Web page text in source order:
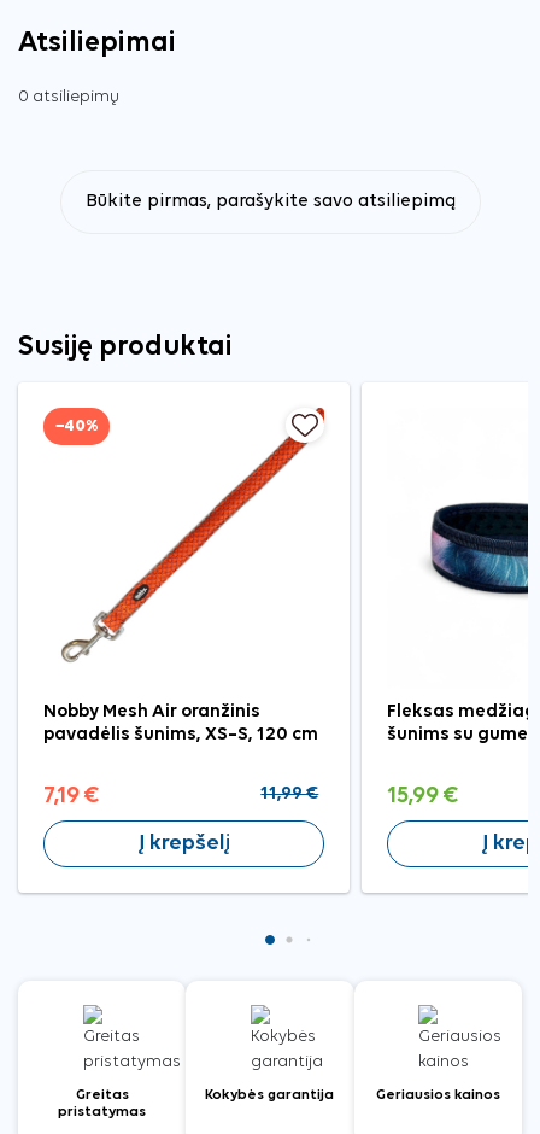
Atsiliepimai
0 atsiliepimų
Būkite pirmas, parašykite savo atsiliepimą
Susiję produktai
−40%
Nobby Mesh Air oranžinis
pavadėlis šunims, XS–S, 120 cm
7,19 € 11,99 €
Į krepšelį
Fleksas
šunims su
15,99 €
Į
Greitas
pristatymas
Kokybės garantija Geriausios kainos